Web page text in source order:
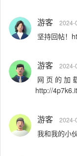
游客 2024-
坚持回帖！
游客 2024-
网页的加
http://
游客 2024-
我和我的小